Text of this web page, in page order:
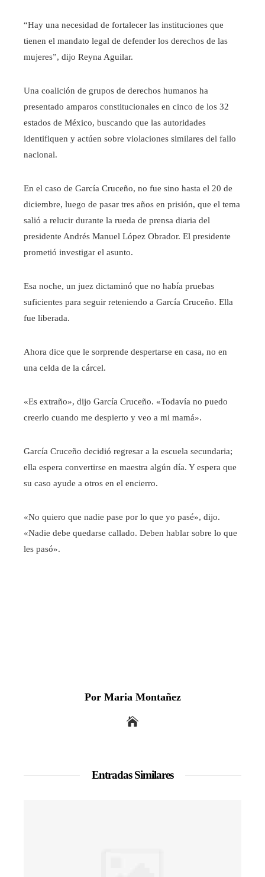
“Hay una necesidad de fortalecer las instituciones que
tienen el mandato legal de defender los derechos de las
mujeres”, dijo Reyna Aguilar.
Una coalición de grupos de derechos humanos ha
presentado amparos constitucionales en cinco de los 32
estados de México, buscando que las autoridades
identifiquen y actúen sobre violaciones similares del fallo
nacional.
En el caso de García Cruceño, no fue sino hasta el 20 de
diciembre, luego de pasar tres años en prisión, que el tema
salió a relucir durante la rueda de prensa diaria del
presidente Andrés Manuel López Obrador. El presidente
prometió investigar el asunto.
Esa noche, un juez dictaminó que no había pruebas
suficientes para seguir reteniendo a García Cruceño. Ella
fue liberada.
Ahora dice que le sorprende despertarse en casa, no en
una celda de la cárcel.
«Es extraño», dijo García Cruceño. «Todavía no puedo
creerlo cuando me despierto y veo a mi mamá».
García Cruceño decidió regresar a la escuela secundaria;
ella espera convertirse en maestra algún día. Y espera que
su caso ayude a otros en el encierro.
«No quiero que nadie pase por lo que yo pasé», dijo.
«Nadie debe quedarse callado. Deben hablar sobre lo que
les pasó».
Por Maria Montañez
Entradas Similares